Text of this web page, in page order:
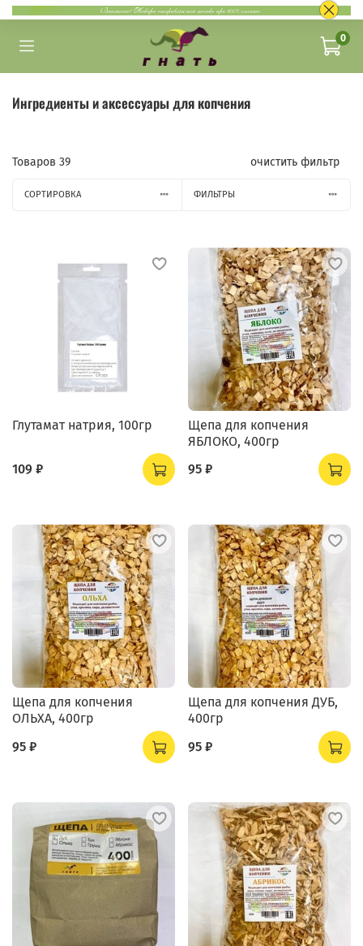
0
Ингредиенты и аксессуары для копчения
Товаров 39 очистить фильтр
СОРТИРОВКА ФИЛЬТРЫ
Глутамат натрия, 100гр
109 ₽
Щепа для копчения
ЯБЛОКО, 400гр
95 ₽
Щепа для копчения
ОЛЬХА, 400гр
95 ₽
Щепа для копчения ДУБ,
400гр
95 ₽